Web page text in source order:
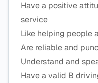
Have a positive
service
Like helping people
Are reliable and
Understand and
Have a valid B